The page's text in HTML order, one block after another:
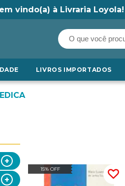
vindo(a) à Livraria Loyola!
LIVROS IMPORTADOS
15% OFF